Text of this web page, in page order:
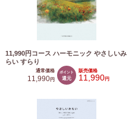
11,990円コース ハーモニック やさしいみ
らい すらり
通常価格
11,990円
販売価格
11,990円
ポイント
還元